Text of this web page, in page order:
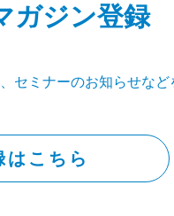
ガジン登録
セミナーのお知らせなど
はこちら